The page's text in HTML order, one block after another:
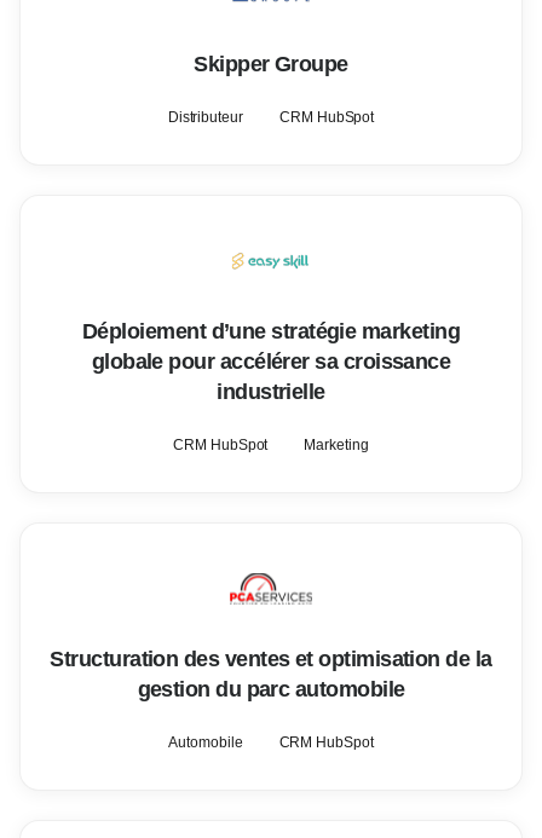
Skipper Groupe
Distributeur CRM HubSpot
Déploiement d’une stratégie marketing
globale pour accélérer sa croissance
industrielle
CRM HubSpot Marketing
Structuration des ventes et optimisation de la
gestion du parc automobile
Automobile CRM HubSpot